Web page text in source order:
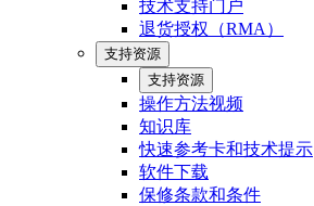
技术支持门户
退货授权（RMA）
支持资源
支持资源
操作方法视频
知识库
快速参考卡和技术提示
软件下载
保修条款和条件